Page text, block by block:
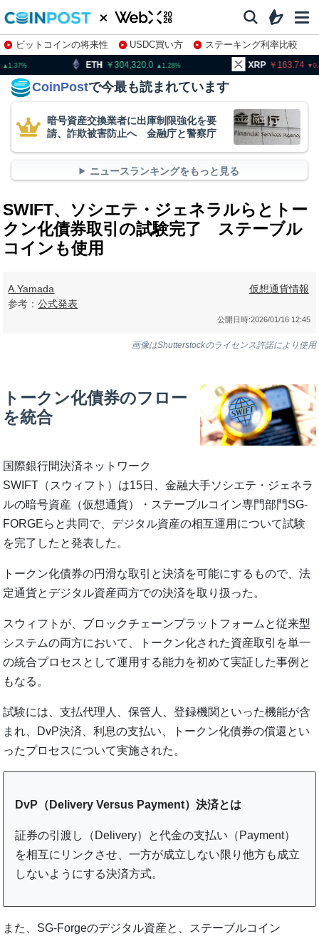
ビットコインの将来性 USDC買い方
ステーキング利率比較
株特集・関連銘柄
304,320.0 XRP 163.74 BNB
CoinPostで今最も読まれています
暗号資産交換業者に出庫制限強化を要
請、詐欺被害防止へ 金融庁と警察庁
ニュースランキングをもっと見る
SWIFT、ソシエテ・ジェネラルらとトー
クン化債券取引の試験完了 ステーブル
コインも使用
A.Yamada
参考：公式発表
仮想通貨情報
公開日時:2026/01/16 12:45
画像はShutterstockのライセンス許諾により使用
トークン化債券のフロー
を統合
国際銀行間決済ネットワーク
SWIFT（スウィフト）は15日、金融大手ソシエテ・ジェネラ
ルの暗号資産（仮想通貨）・ステーブルコイン専門部門SG-
FORGEらと共同で、デジタル資産の相互運用について試験
を完了したと発表した。
トークン化債券の円滑な取引と決済を可能にするもので、法
定通貨とデジタル資産両方での決済を取り扱った。
スウィフトが、ブロックチェーンプラットフォームと従来型
システムの両方において、トークン化された資産取引を単一
の統合プロセスとして運用する能力を初めて実証した事例と
もなる。
試験には、支払代理人、保管人、登録機関といった機能が含
まれ、DvP決済、利息の支払い、トークン化債券の償還とい
ったプロセスについて実施された。
DvP（Delivery Versus Payment）決済とは
証券の引渡し（Delivery）と代金の支払い（Payment）
を相互にリンクさせ、一方が成立しない限り他方も成立
しないようにする決済方式。
また、SG-Forgeのデジタル資産と、ステーブルコイン